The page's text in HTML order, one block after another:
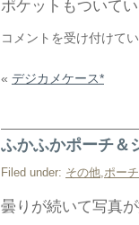
ポケットもついて
ミ
ミ
グ
ラ
ニ
*
コメントを受け付けて
« デジカメケース*
ふかふかポーチ＆
Filed under: その他,ポーチ
曇りが続いて写真